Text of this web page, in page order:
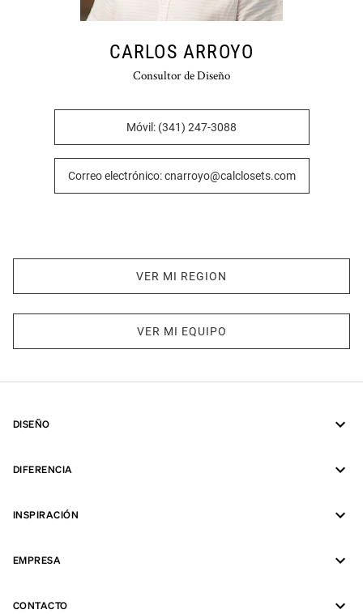
CARLOS ARROYO
Consultor de Diseño
Móvil: (341) 247-3088
Correo electrónico: cnarroyo@calclosets.com
VER MI REGION
VER MI EQUIPO
DISEÑO
DIFERENCIA
INSPIRACIÓN
EMPRESA
CONTACTO